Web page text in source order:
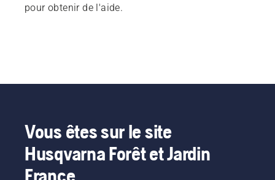
pour obtenir de l'aide.
Vous êtes sur le site
Husqvarna Forêt et Jardin
France